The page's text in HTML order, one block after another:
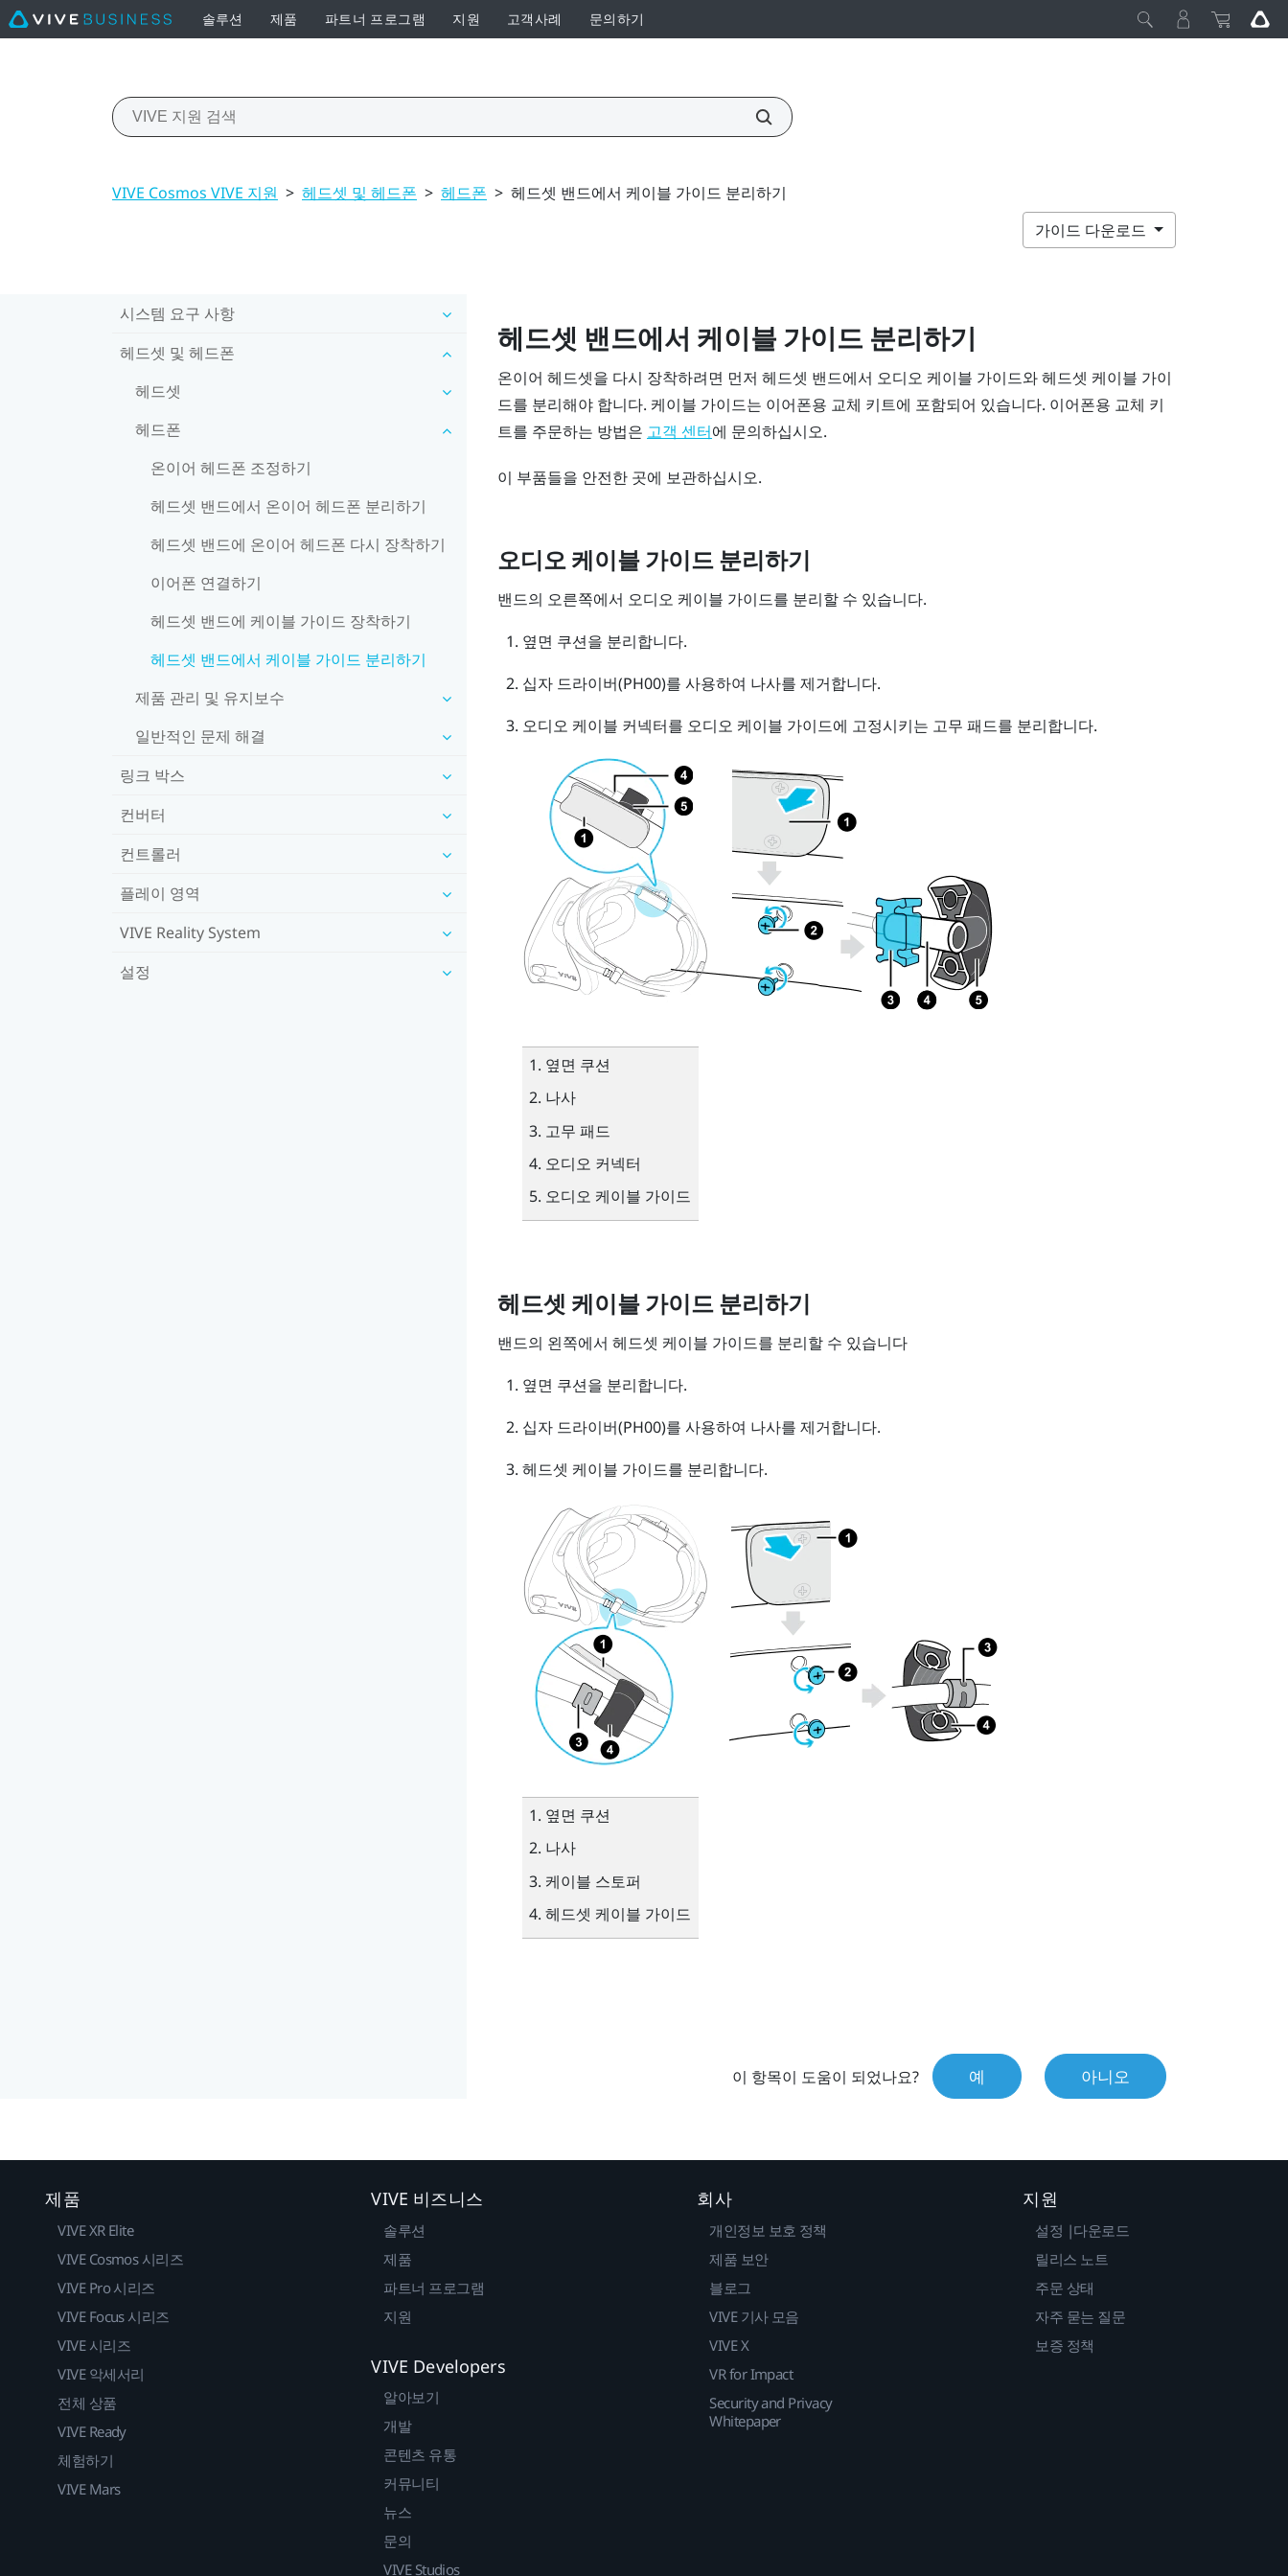
솔루션 제품 파트너 프로그램 지원 고객사례 문의하기
VIVE Cosmos VIVE 지원 > 헤드셋 및 헤드폰 > 헤드폰 > 헤드셋 밴드에서 케이블 가이드 분리하기
가이드 다운로드
시스템 요구 사항
헤드셋 및 헤드폰
헤드셋
헤드폰
온이어 헤드폰 조정하기
헤드셋 밴드에서 온이어 헤드폰 분리하기
헤드셋 밴드에 온이어 헤드폰 다시 장착하기
이어폰 연결하기
헤드셋 밴드에 케이블 가이드 장착하기
헤드셋 밴드에서 케이블 가이드 분리하기
제품 관리 및 유지보수
일반적인 문제 해결
링크 박스
컨버터
컨트롤러
플레이 영역
VIVE Reality System
설정
헤드셋 밴드에서 케이블 가이드 분리하기
온이어 헤드셋을 다시 장착하려면 먼저 헤드셋 밴드에서 오디오 케이블 가이드와 헤드셋 케이블 가이
드를 분리해야 합니다. 케이블 가이드는 이어폰용 교체 키트에 포함되어 있습니다. 이어폰용 교체 키
트를 주문하는 방법은 고객 센터 에 문의하십시오.
이 부품들을 안전한 곳에 보관하십시오.
오디오 케이블 가이드 분리하기
밴드의 오른쪽에서 오디오 케이블 가이드를 분리할 수 있습니다.
옆면 쿠션을 분리합니다.
십자 드라이버(PH00)를 사용하여 나사를 제거합니다.
오디오 케이블 커넥터를 오디오 케이블 가이드에 고정시키는 고무 패드를 분리합니다.
옆면 쿠션
나사
고무 패드
오디오 커넥터
오디오 케이블 가이드
헤드셋 케이블 가이드 분리하기
밴드의 왼쪽에서 헤드셋 케이블 가이드를 분리할 수 있습니다
옆면 쿠션을 분리합니다.
십자 드라이버(PH00)를 사용하여 나사를 제거합니다.
헤드셋 케이블 가이드를 분리합니다.
옆면 쿠션
나사
케이블 스토퍼
헤드셋 케이블 가이드
이 항목이 도움이 되었나요? 예 아니오
제품
VIVE XR Elite
VIVE Cosmos 시리즈
VIVE Pro 시리즈
VIVE Focus 시리즈
VIVE 시리즈
VIVE 악세서리
전체 상품
VIVE Ready
체험하기
VIVE Mars
VIVE 비즈니스
솔루션
제품
파트너 프로그램
지원
VIVE Developers
알아보기
개발
콘텐츠 유통
커뮤니티
뉴스
문의
VIVE Studios
회사
개인정보 보호 정책
제품 보안
블로그
VIVE 기사 모음
VIVE X
VR for Impact
Security and Privacy
Whitepaper
지원
설정 |다운로드
릴리스 노트
주문 상태
자주 묻는 질문
보증 정책